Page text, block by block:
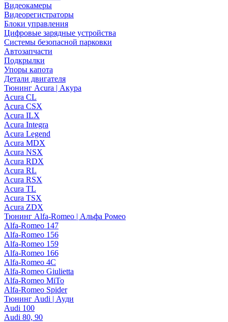
Видеокамеры
Видеорегистраторы
Блоки управления
Цифровые зарядные устройства
Системы безопасной парковки
Автозапчасти
Подкрылки
Упоры капота
Детали двигателя
Тюнинг Acura | Акура
Acura CL
Acura CSX
Acura ILX
Acura Integra
Acura Legend
Acura MDX
Acura NSX
Acura RDX
Acura RL
Acura RSX
Acura TL
Acura TSX
Acura ZDX
Тюнинг Alfa-Romeo | Альфа Ромео
Alfa-Romeo 147
Alfa-Romeo 156
Alfa-Romeo 159
Alfa-Romeo 166
Alfa-Romeo 4C
Alfa-Romeo Giulietta
Alfa-Romeo MiTo
Alfa-Romeo Spider
Тюнинг Audi | Ауди
Audi 100
Audi 80, 90